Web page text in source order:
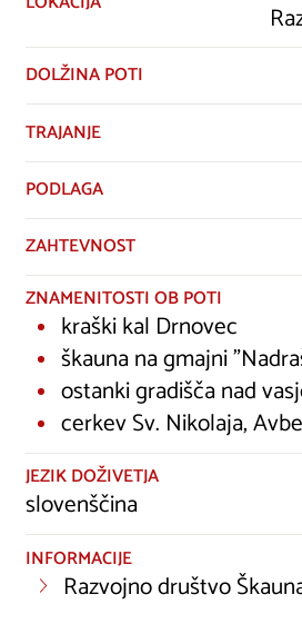
DOLŽINA POTI
TRAJANJE
PODLAGA
ZAHTEVNOST
ZNAMENITOSTI OB POTI
kraški kal Drnovec
škauna na gmajni
ostanki gradišča nad
cerkev Sv. Nikolaja,
JEZIK DOŽIVETJA
slovenščina
INFORMACIJE
Razvojno društvo